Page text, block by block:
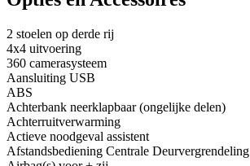
2 stoelen op derde rij
4x4 uitvoering
360 camerasysteem
Aansluiting USB
ABS
Achterbank neerklapbaar (ongelijke delen)
Achterruitverwarming
Actieve noodgeval assistent
Afstandsbediening Centrale Deurvergrendeling